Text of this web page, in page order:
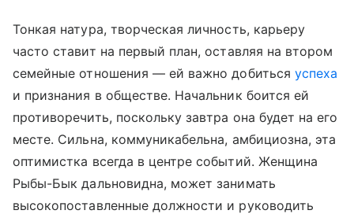
Тонкая натура, творческая личность, карьеру
часто ставит на первый план, оставляя на втором
семейные отношения — ей важно добиться успеха
и признания в обществе. Начальник боится ей
противоречить, поскольку завтра она будет на его
месте. Сильна, коммуникабельна, амбициозна, эта
оптимистка всегда в центре событий. Женщина
Рыбы-Бык дальновидна, может занимать
высокопоставленные должности и руководить